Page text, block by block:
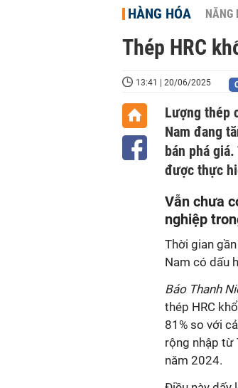
HÀNG HÓA NĂNG
Thép HRC
13:41 | 20/06/2025
Lượng thép
Nam đang
bán phá
được thực
Vẫn chưa
nghiệp
Thời gian
Nam có dấu
Báo Thanh
thép HRC
81% so với
rộng nhập từ
năm 2024.